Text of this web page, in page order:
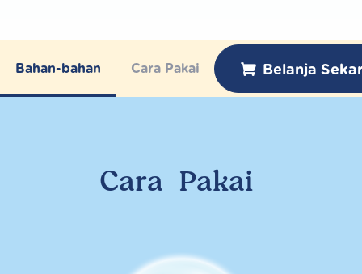
Bahan-bahan Cara Pakai Belanja
Cara Pakai